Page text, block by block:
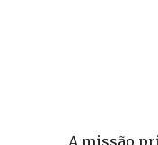
A missão